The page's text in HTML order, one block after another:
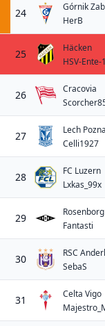
24
Górnik
HerB
25
Häcken
HSV-Ente-
26
Cracovia
27
Lech
Celli1927
28
FC Luzern
Lxkas_99x
29
Fantasti
30
RSC
SebaS
31
Celta Vigo